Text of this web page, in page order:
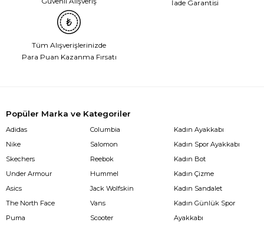
İade Garantisi
Tüm Alışverişlerinizde
Para Puan Kazanma Fırsatı
Popüler Marka ve Kategoriler
Adidas
Nike
Skechers
Under Armour
Asics
The North Face
Puma
Columbia
Salomon
Reebok
Hummel
Jack Wolfskin
Vans
Scooter
Kadın Ayakkabı
Kadın Spor Ayakkabı
Kadın Bot
Kadın Çizme
Kadın Sandalet
Kadın Günlük Spor
Ayakkabı